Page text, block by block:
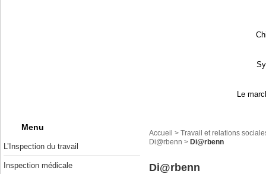
Le
Menu
L’Inspection du travail
Inspection médicale
Accueil > Travail et relations
Di@rbenn > Di@rbenn
Di@rbenn